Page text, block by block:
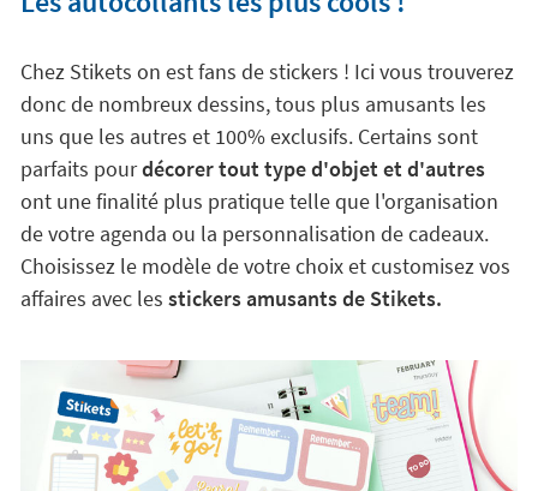
Chez Stikets on est fans de stickers ! Ici vous trouverez
donc de nombreux dessins, tous plus amusants les
uns que les autres et 100% exclusifs. Certains sont
parfaits pourdécorer tout type d'objet et d'autres
ont une finalité plus pratique telle que l'organisation
de votre agenda ou la personnalisation de cadeaux.
Choisissez le modèle de votre choix et customisez vos
affaires avec les stickers amusants de Stikets.